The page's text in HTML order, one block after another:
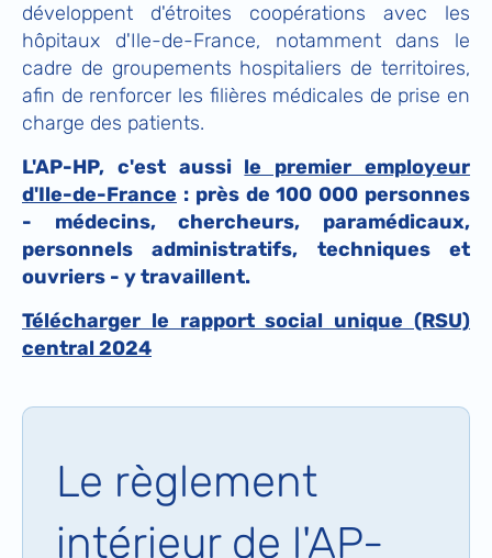
développent d'étroites coopérations avec les
hôpitaux d'Ile-de-France, notamment dans le
cadre de groupements hospitaliers de territoires,
afin de renforcer les filières médicales de prise en
charge des patients.
L'AP-HP, c'est aussi le premier employeur
d'Ile-de-France : près de 100 000 personnes
- médecins, chercheurs, paramédicaux,
personnels administratifs, techniques et
ouvriers - y travaillent.
Télécharger le rapport social unique (RSU)
central 2024
Le règlement
intérieur de l'AP-